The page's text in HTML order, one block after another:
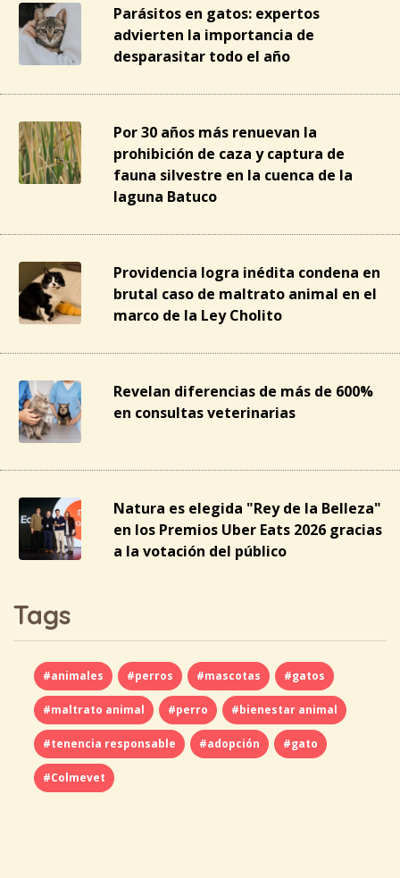
Parásitos en gatos: expertos
advierten la importancia de
desparasitar todo el año
Por 30 años más renuevan la
prohibición de caza y captura de
fauna silvestre en la cuenca de la
laguna Batuco
Providencia logra inédita condena en
brutal caso de maltrato animal en el
marco de la Ley Cholito
Revelan diferencias de más de 600%
en consultas veterinarias
Natura es elegida "Rey de la Belleza"
en los Premios Uber Eats 2026 gracias
a la votación del público
Tags
#animales #perros #mascotas #gatos
#maltrato animal #perro #bienestar animal
#tenencia responsable #adopción #gato
#Colmevet